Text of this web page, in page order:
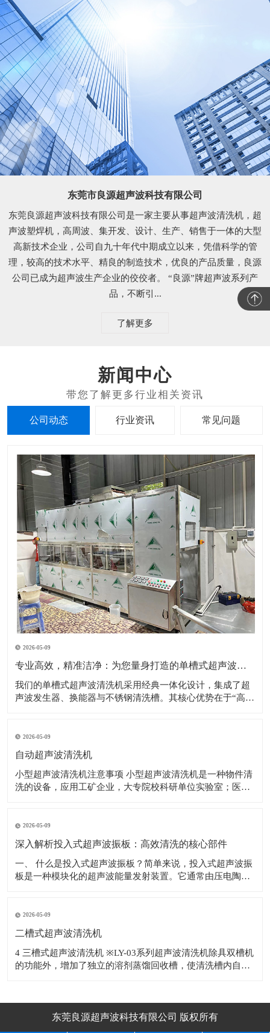
东莞市良源超声波科技有限公司
东莞良源超声波科技有限公司是一家主要从事超声波清洗机，超
声波塑焊机，高周波、集开发、设计、生产、销售于一体的大型
高新技术企业，公司自九十年代中期成立以来，凭借科学的管
理，较高的技术水平、精良的制造技术，优良的产品质量，良源
公司已成为超声波生产企业的佼佼者。 “良源”牌超声波系列产
品，不断引...
了解更多
新闻中心
公司动态 行业资讯 常见问题
2026-05-09
专业高效，精准洁净：为您量身打造的单槽式超声波清洗解决方案
​我们的单槽式超声波清洗机采用经典一体化设计，集成了超
声波发生器、换能器与不锈钢清洗槽。其核心优势在于“高效
件表面的油污、粉尘、碎屑等各类污染物。设备操作极其简
便，用户只需加入清洗液、设置时间与
2026-05-09
自动超声波清洗机
小型超声波清洗机注意事项 小型超声波清洗机是一种物件清
洗的设备，应用工矿企业，大专院校科研单位实验室；医
除。 使用超声波清洗机的注意事项如下： 1.为避免清洗槽，
因热
2026-05-09
深入解析投入式超声波振板：高效清洗的核心部件
​一、 什么是投入式超声波振板？简单来说，投入式超声波振
板是一种模块化的超声波能量发射装置。它通常由压电陶瓷
独立的防水结构，可以根据清洗槽的尺寸和清洗工艺要求，
灵活地安装于槽体底部或侧壁，甚至多块
2026-05-09
二槽式超声波清洗机
4 三槽式超声波清洗机 ※LY-03系列超声波清洗机除具双槽机
的功能外，增加了独立的溶剂蒸馏回收槽，使清洗槽内自动
东莞良源超声波科技有限公司 版权所有